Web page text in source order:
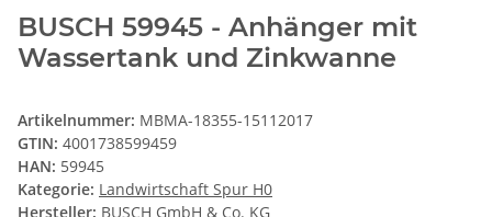
BUSCH 59945 - Anhänger mit
Wassertank und Zinkwanne
Artikelnummer: MBMA-18355-15112017
GTIN: 4001738599459
HAN: 59945
Kategorie: Landwirtschaft Spur H0
Hersteller: BUSCH GmbH & Co. KG